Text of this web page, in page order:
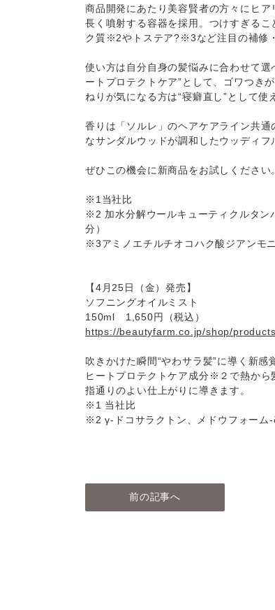
商品開発にあたり美容賢者の方々にヒ
長く噴射する容器を採用。つけすぎる
ク質※2やトステア?※3など注目の補修
使い方は自分自身の髪悩みに合わせて
ートプロテクトケア”として、ゴワつき
ねりが気になる方は“寝癖直し”として使
香りは「ソルレ」のヘアケアライン共
なサンダルウッドが調和したウッディ
ぜひこの機会に新商品をお試しください
※1当社比
※2 加水分解ウールキューティクルタン
分）
※3アミノエチルチオコハク酸ジアンモ
【4月25日（金）発売】
ソフニングオイルミスト
150ml 1,650円（税込）
https://beautyfarm.co.jp/shop/
吹きかけた瞬間“やわサラ髪”に導く新感
ヒートプロテクトケア成分※２で熱から
指通りのよい仕上がりに導きます。
※1 当社比
※2 γ-ドコサラクトン、メドウフォーム-
前の記事へ